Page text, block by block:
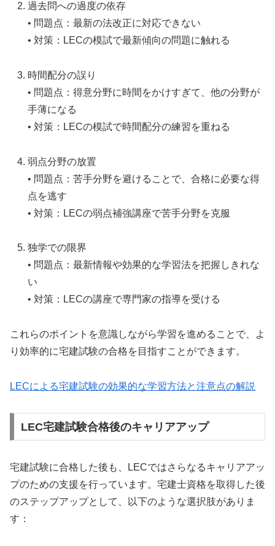
過去問への過度の依存
• 問題点：最新の法改正に対応できない
• 対策：LECの模試で最新傾向の問題に触れる
時間配分の誤り
• 問題点：得意分野に時間をかけすぎて、他の分野が
手薄になる
• 対策：LECの模試で時間配分の練習を重ねる
弱点分野の放置
• 問題点：苦手分野を避けることで、合格に必要な得
点を逃す
• 対策：LECの弱点補強講座で苦手分野を克服
独学での限界
• 問題点：最新情報や効果的な学習法を把握しきれな
い
• 対策：LECの講座で専門家の指導を受ける
これらのポイントを意識しながら学習を進めることで、よ
り効率的に宅建試験の合格を目指すことができます。
LECによる宅建試験の効果的な学習方法と注意点の解説
LEC宅建試験合格後のキャリアアップ
宅建試験に合格した後も、LECではさらなるキャリアアッ
プのための支援を行っています。宅建士資格を取得した後
のステップアップとして、以下のような選択肢がありま
す：